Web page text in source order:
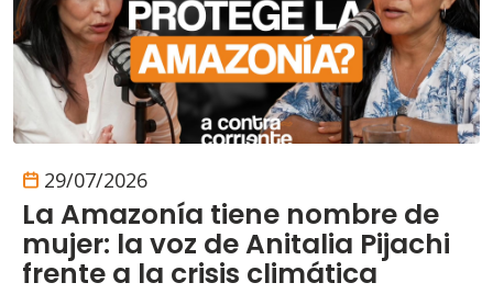
29/07/2026
La Amazonía tiene nombre de
mujer: la voz de Anitalia Pijachi
frente a la crisis climática